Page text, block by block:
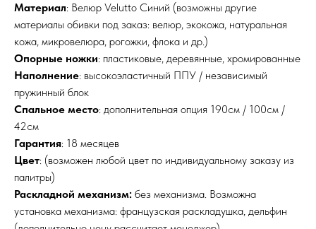
Материал: Велюр Velutto Синий (возможны другие
материалы обивки под заказ: велюр, экокожа, натуральная
кожа, микровелюра, рогожки, флока и др.)
Опорные ножки: пластиковые, деревянные, хромированные
Наполнение: высокоэластичный ППУ / независимый
пружинный блок
Спальное место: дополнительная опция 190см / 100см /
42см
Гарантия: 18 месяцев
Цвет: (возможен любой цвет по индивидуальному заказу из
палитры)
Раскладной механизм: без механизма. Возможна
установка механизма: французская раскладушка, дельфин